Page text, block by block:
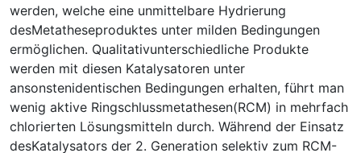
werden, welche eine unmittelbare Hydrierung
desMetatheseproduktes unter milden Bedingungen
ermöglichen. Qualitativunterschiedliche Produkte
werden mit diesen Katalysatoren unter
ansonstenidentischen Bedingungen erhalten, führt man
wenig aktive Ringschlussmetathesen(RCM) in mehrfach
chlorierten Lösungsmitteln durch. Während der Einsatz
desKatalysators der 2. Generation selektiv zum RCM-